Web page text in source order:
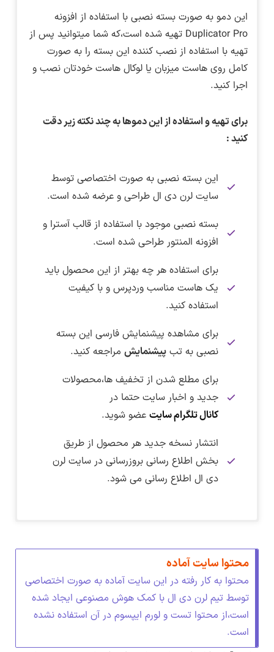
این دمو به صورت بسته نصبی با استفاده از افزونه
Duplicator Pro تهیه شده است،که شما میتوانید پس از
تهیه با استفاده از نصب کننده این بسته را به صورت
کامل روی هاست میزبان یا لوکال هاست خودتان نصب و
اجرا کنید.
برای تهیه و استفاده از این دموها به چند نکته زیر دقت
کنید :
این بسته نصبی به صورت اختصاصی توسط
سایت لرن دی ال طراحی و عرضه شده است.
بسته نصبی موجود با استفاده از قالب آسترا و
افزونه المنتور طراحی شده است.
برای استفاده هر چه بهتر از این محصول باید
یک هاست مناسب وردپرس و با کیفیت
استفاده کنید.
برای مشاهده پیشنمایش فارسی این بسته
نصبی به تب پیشنمایش مراجعه کنید.
برای مطلع شدن از تخفیف ها،محصولات
جدید و اخبار سایت حتما در
کانال تلگرام سایت عضو شوید.
انتشار نسخه جدید هر محصول از طریق
بخش اطلاع رسانی بروزرسانی در سایت لرن
دی ال اطلاع رسانی می شود.
نسخه دمو :1.0.0
ترجمه فارسی :دارد
حجم فایل بسته نصبی :۱۰۳ مگابایت
اندازه واقعی روی تصویر کلیک کنید.
پیشنمایش صفحه اصلی
پیشنمایش صفحه درباره ما
پیشنمایش صفحه تماس با ما
پیشنمایش صفحه خدمات
دریافت فایل بسته نصبی فارسی سایت کلینیک جراحی
پلاستیک –لینک کمکی
جراحی پلاستیک به نسخه ۱.۰.۰ بروزرسانی شد.
تغییرات نسخه ۱.۰.۰
نسخه جدید از این بسته نصبی انتشار شده است.
برای دریافت اشتراک ویژه کلیک کنید
پس از پرداخت حق اشتراک به همه قالب،افزونه ها
و دموهای موجود در سایت لرن دی ال دسترسی
خواهید داشت.
پس از خرید حق اشتراک به همین بخش مراجعه
محتوا سایت آماده
محتوا به کار رفته در این سایت آماده به صورت اختصاصی
توسط تیم لرن دی ال با کمک هوش مصنوعی ایجاد شده
است،از محتوا تست و لورم ایپسوم در آن استفاده نشده
است.